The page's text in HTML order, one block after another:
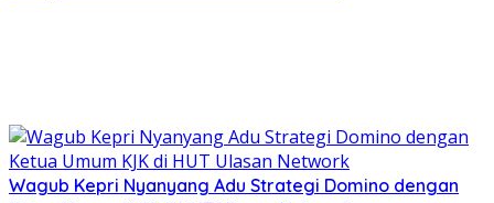
Wagub Kepri Nyanyang Adu Strategi Domino dengan